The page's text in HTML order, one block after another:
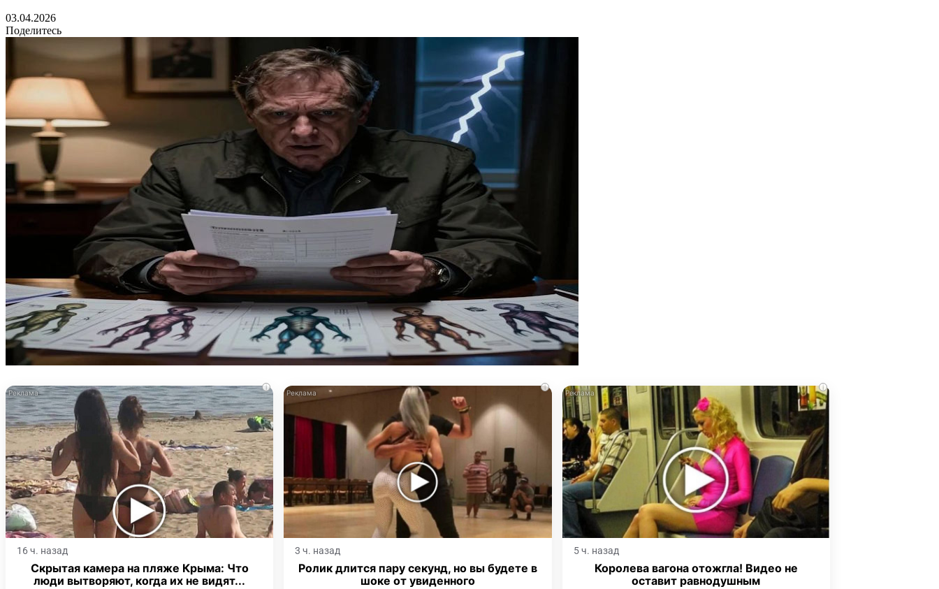
03.04.2026
Поделитесь
i
16 ч. назад
Скрытая камера на пляже Крыма: Что
люди вытворяют, когда их не видят...
i
3 ч. назад
Ролик длится пару секунд, но вы будете в
шоке от увиденного
i
5 ч. назад
Королева вагона отожгла! Видео не
оставит равнодушным